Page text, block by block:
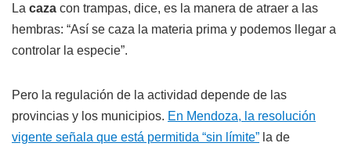
La caza con trampas, dice, es la manera de atraer a las
hembras: “Así se caza la materia prima y podemos llegar a
controlar la especie”.
Pero la regulación de la actividad depende de las
provincias y los municipios. En Mendoza, la resolución
vigente señala que está permitida “sin límite” la de